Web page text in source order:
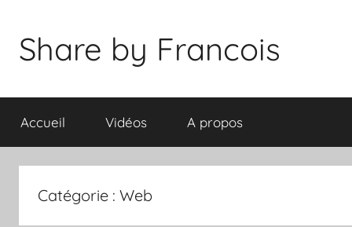
contenu
Share by Francois
Accueil Vidéos A propos
Catégorie : Web